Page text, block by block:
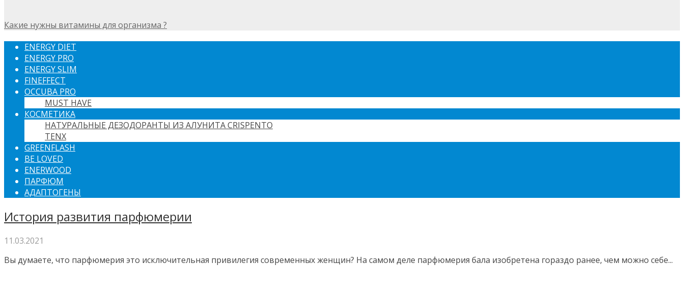
Какие нужны витамины для организма ?
ENERGY DIET
ENERGY PRO
ENERGY SLIM
FINEFFECT
OCCUBA PRO
MUST HAVE
КОСМЕТИКА
НАТУРАЛЬНЫЕ ДЕЗОДОРАНТЫ ИЗ АЛУНИТА CRISPENTO
TENX
GREENFLASH
BE LOVED
ENERWOOD
ПАРФЮМ
АДАПТОГЕНЫ
История развития парфюмерии
11.03.2021
Вы думаете, что парфюмерия это исключительная привилегия современных женщин? На самом деле парфюмерия бала изобретена гораздо ранее, чем можно себе...